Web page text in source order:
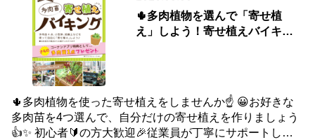
🌵多肉植物を選んで「寄せ植
え」しよう！寄せ植えバイキン
🌵多肉植物を使った寄せ植えをしませんか☝️ 😀お好きな
多肉苗を4つ選んで、自分だけの寄せ植えを作りましょう
👍✨ 初心者🔰の方大歓迎🎉従業員が丁寧にサポートしま